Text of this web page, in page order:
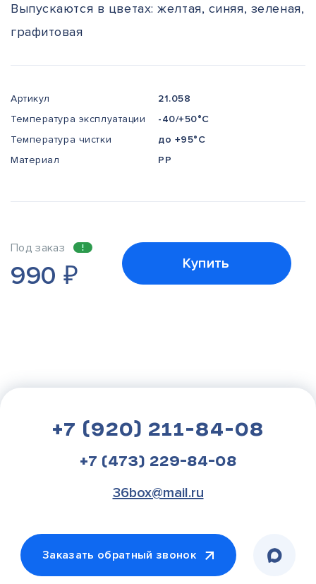
Выпускаются в цветах: желтая, синяя, зеленая,
графитовая
Артикул
21.058
Температура эксплуатации
-40/+50°С
Температура чистки
до +95°С
Материал
PP
Под заказ
990 ₽ Купить
+7 (920) 211-84-08
+7 (473) 229-84-08
36box@mail.ru
Заказать обратный звонок